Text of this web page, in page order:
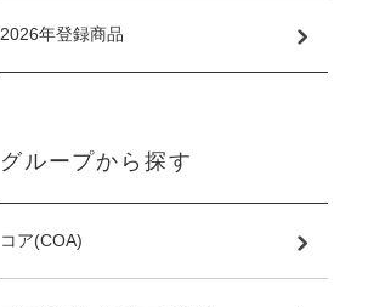
2026年登録商品
グループから探す
コア(COA)